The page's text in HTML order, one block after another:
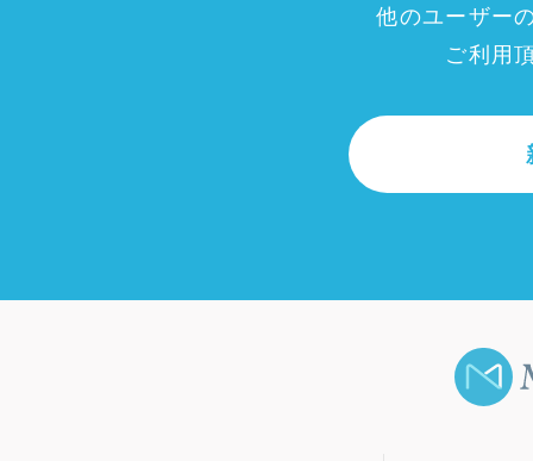
他のユーザー
ご利用